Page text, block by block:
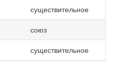
существительное
союз
существительное